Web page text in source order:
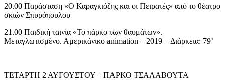
20.00 Παράσταση «Ο Καραγκιόζης και οι Πειρατές» από το θέατρο
σκιών Σπυρόπουλου
21.00 Παιδική ταινία «Το πάρκο των θαυμάτων».
Μεταγλωτισμένο. Αμερικάνικο animation – 2019 – Διάρκεια: 79’
ΤΕΤΑΡΤΗ 2 ΑΥΓΟΥΣΤΟΥ – ΠΑΡΚΟ ΤΣΑΛΑΒΟΥΤΑ